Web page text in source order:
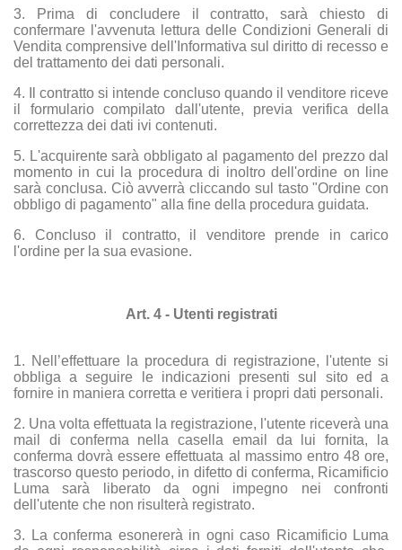
3. Prima di concludere il contratto, sarà chiesto di
confermare l'avvenuta lettura delle Condizioni Generali di
Vendita comprensive dell'Informativa sul diritto di recesso e
del trattamento dei dati personali.
4. Il contratto si intende concluso quando il venditore riceve
il formulario compilato dall'utente, previa verifica della
correttezza dei dati ivi contenuti.
5. L'acquirente sarà obbligato al pagamento del prezzo dal
momento in cui la procedura di inoltro dell'ordine on line
sarà conclusa. Ciò avverrà cliccando sul tasto "Ordine con
obbligo di pagamento" alla fine della procedura guidata.
6. Concluso il contratto, il venditore prende in carico
l'ordine per la sua evasione.
Art. 4 - Utenti registrati
1. Nell’effettuare la procedura di registrazione, l'utente si
obbliga a seguire le indicazioni presenti sul sito ed a
fornire in maniera corretta e veritiera i propri dati personali.
2. Una volta effettuata la registrazione, l'utente riceverà una
mail di conferma nella casella email da lui fornita, la
conferma dovrà essere effettuata al massimo entro 48 ore,
trascorso questo periodo, in difetto di conferma, Ricamificio
Luma sarà liberato da ogni impegno nei confronti
dell'utente che non risulterà registrato.
3. La conferma esonererà in ogni caso Ricamificio Luma